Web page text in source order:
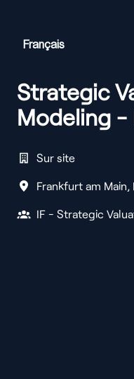
Français
Strategic
Modeling -
Sur site
Frankfurt am Main
IF - Strategic